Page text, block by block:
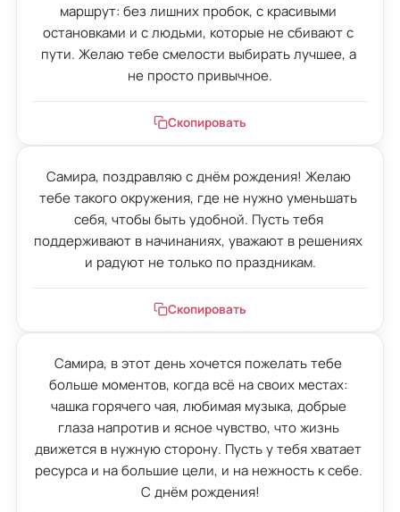
маршрут: без лишних пробок, с красивыми
остановками и с людьми, которые не сбивают с
пути. Желаю тебе смелости выбирать лучшее, а
не просто привычное.
Скопировать
Самира, поздравляю с днём рождения! Желаю
тебе такого окружения, где не нужно уменьшать
себя, чтобы быть удобной. Пусть тебя
поддерживают в начинаниях, уважают в решениях
и радуют не только по праздникам.
Скопировать
Самира, в этот день хочется пожелать тебе
больше моментов, когда всё на своих местах:
чашка горячего чая, любимая музыка, добрые
глаза напротив и ясное чувство, что жизнь
движется в нужную сторону. Пусть у тебя хватает
ресурса и на большие цели, и на нежность к себе.
С днём рождения!